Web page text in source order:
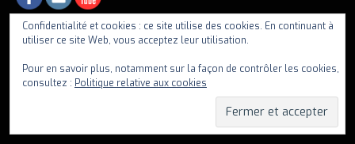
Confidentialité et cookies : ce site utilise des cookies. En continuant à
utiliser ce site Web, vous acceptez leur utilisation.
Pour en savoir plus, notamment sur la façon de contrôler les cookies,
consultez : Politique relative aux cookies